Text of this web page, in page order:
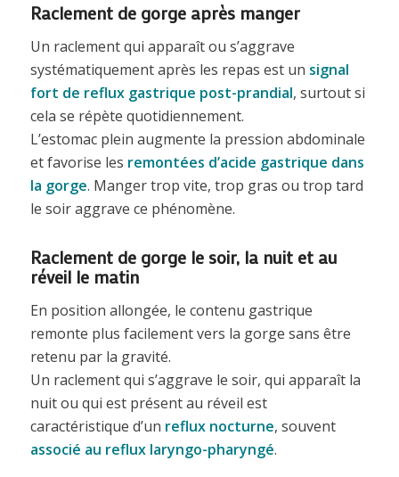
Raclement de gorge après manger
Un raclement qui apparaît ou s’aggrave
systématiquement après les repas est un signal
fort de reflux gastrique post-prandial, surtout si
cela se répète quotidiennement.
L’estomac plein augmente la pression abdominale
et favorise les remontées d’acide gastrique dans
la gorge. Manger trop vite, trop gras ou trop tard
le soir aggrave ce phénomène.
Raclement de gorge le soir, la nuit et au
réveil le matin
En position allongée, le contenu gastrique
remonte plus facilement vers la gorge sans être
retenu par la gravité.
Un raclement qui s’aggrave le soir, qui apparaît la
nuit ou qui est présent au réveil est
caractéristique d’un reflux nocturne, souvent
associé au reflux laryngo-pharyngé.